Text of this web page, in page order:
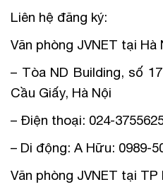
Liên hệ đăng ký:
Văn phòng JVNET tại Hà
– Tòa ND Building, số
Cầu Giấy, Hà Nội
– Điện thoại: 024-
– Di động: A Hữu: 0989-
Văn phòng JVNET tại TP